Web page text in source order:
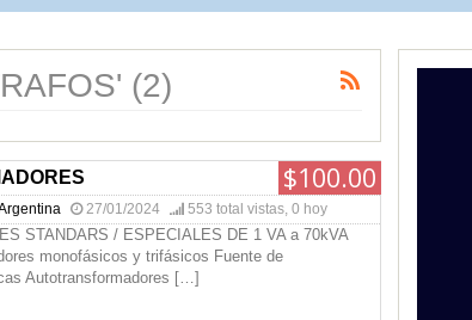
(2)
$100.00
27/01/2024 553 total vistas, 0 hoy
STANDARS / ESPECIALES DE 1 VA a 70kVA
monofásicos y trifásicos Fuente de
Autotransformadores […]